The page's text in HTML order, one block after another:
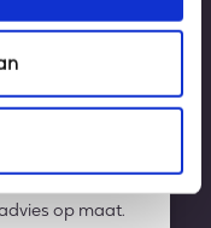
digitale
op maat.